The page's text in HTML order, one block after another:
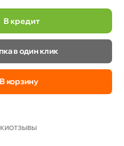
В кредит
в один клик
В корзину
ОТЗЫВЫ